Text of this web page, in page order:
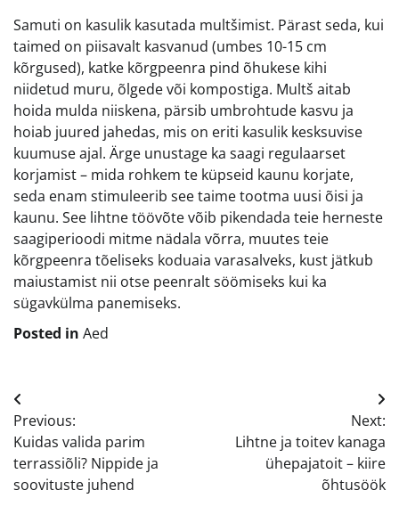
Samuti on kasulik kasutada multšimist. Pärast seda, kui
taimed on piisavalt kasvanud (umbes 10-15 cm
kõrgused), katke kõrgpeenra pind õhukese kihi
niidetud muru, õlgede või kompostiga. Multš aitab
hoida mulda niiskena, pärsib umbrohtude kasvu ja
hoiab juured jahedas, mis on eriti kasulik kesksuvise
kuumuse ajal. Ärge unustage ka saagi regulaarset
korjamist – mida rohkem te küpseid kaunu korjate,
seda enam stimuleerib see taime tootma uusi õisi ja
kaunu. See lihtne töövõte võib pikendada teie herneste
saagiperioodi mitme nädala võrra, muutes teie
kõrgpeenra tõeliseks koduaia varasalveks, kust jätkub
maiustamist nii otse peenralt söömiseks kui ka
sügavkülma panemiseks.
Posted in Aed
Navigeerimine
Previous:
Kuidas valida parim
terrassiõli? Nippide ja
soovituste juhend
Next:
Lihtne ja toitev kanaga
ühepajatoit – kiire
õhtusöök